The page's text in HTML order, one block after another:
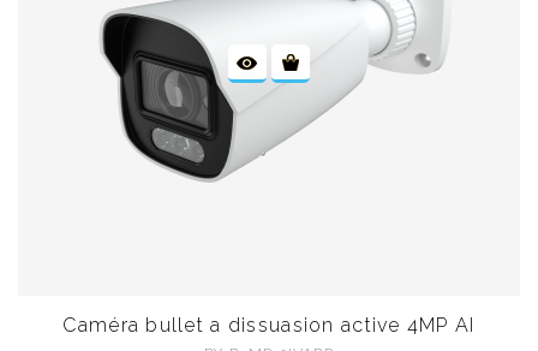
Caméra bullet a dissuasion active 4MP AI